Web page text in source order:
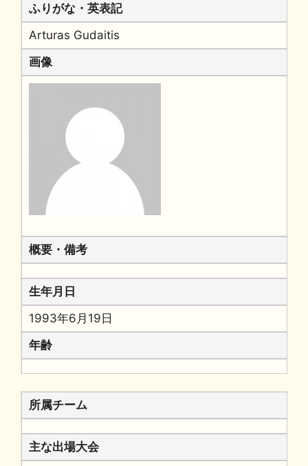
ふりがな・英表記
Arturas Gudaitis
画像
概要・備考
生年月日
1993年6月19日
年齢
所属チーム
主な出場大会